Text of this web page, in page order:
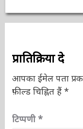
का इतिहास
प्रातिक्रिया दे
आपका ईमेल पता
फ़ील्ड चिह्नित हैं*